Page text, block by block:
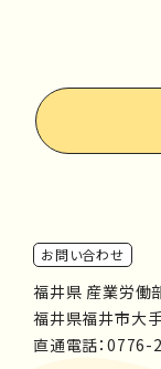
お問い合わせ
福井県 産業労働
福井県福井市大
直通電話： 0776-